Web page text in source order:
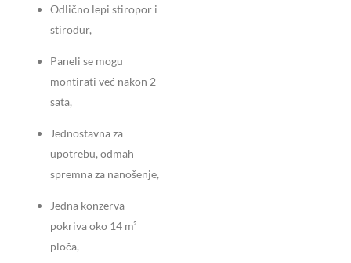
Odlično lepi stiropor i
stirodur,
Paneli se mogu
montirati već nakon 2
sata,
Jednostavna za
upotrebu, odmah
spremna za nanošenje,
Jedna konzerva
pokriva oko 14 m²
ploča,